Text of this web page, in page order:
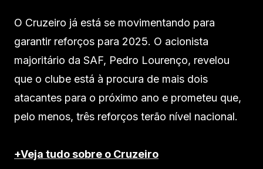
O Cruzeiro já está se movimentando para
garantir reforços para 2025. O acionista
majoritário da SAF, Pedro Lourenço, revelou
que o clube está à procura de mais dois
atacantes para o próximo ano e prometeu que,
pelo menos, três reforços terão nível nacional.
+Veja tudo sobre o Cruzeiro